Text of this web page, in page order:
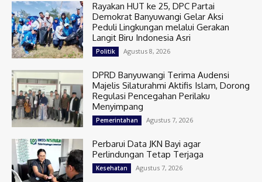
Rayakan HUT ke 25, DPC Partai
Demokrat Banyuwangi Gelar Aksi
Peduli Lingkungan melalui Gerakan
Langit Biru Indonesia Asri
Politik Agustus 8, 2026
DPRD Banyuwangi Terima Audensi
Majelis Silaturahmi Aktifis Islam, Dorong
Regulasi Pencegahan Perilaku
Menyimpang
Pemerintahan Agustus 7, 2026
Perbarui Data JKN Bayi agar
Perlindungan Tetap Terjaga
Kesehatan Agustus 7, 2026